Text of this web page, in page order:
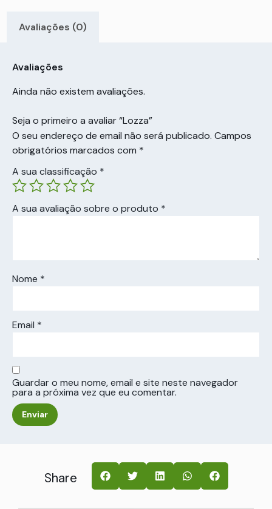
Avaliações (0)
Avaliações
Ainda não existem avaliações.
Seja o primeiro a avaliar “Lozza”
O seu endereço de email não será publicado. Campos
obrigatórios marcados com *
A sua classificação *
A sua avaliação sobre o produto *
Nome *
Email *
Guardar o meu nome, email e site neste navegador
para a próxima vez que eu comentar.
Share